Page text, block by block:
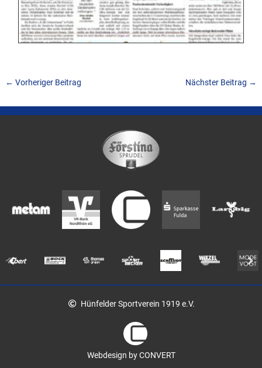
← Vorheriger Beitrag Nächster Beitrag →
Hünfelder Sportverein 1919 e.V.
Webdesign by CONVERT